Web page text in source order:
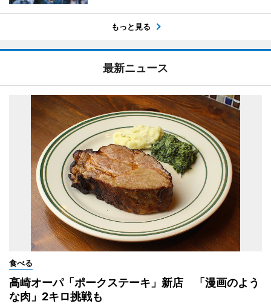
もっと見る
最新ニュース
食べる
高崎オーパ「ポークステーキ」新店 「漫画のよう
な肉」2キロ挑戦も